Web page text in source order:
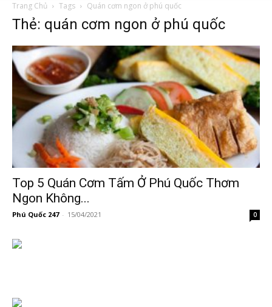
Trang Chủ Tags Quán cơm ngon ở phú quốc
Thẻ: quán cơm ngon ở phú quốc
Top 5 Quán Cơm Tấm Ở Phú Quốc Thơm
Ngon Không...
Phú Quốc 247 - 15/04/2021 0